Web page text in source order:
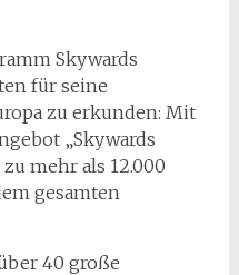
Skywards
für seine
zu erkunden: Mit
„Skywards
mehr als 12.000
gesamten
40 große